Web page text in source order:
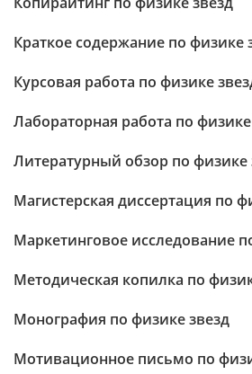
Краткое содержание по физике
Курсовая работа по физике
Лабораторная работа по
Литературный обзор по физике
Магистерская диссертация по
Маркетинговое исследование
Методическая копилка по
Монография по физике звезд
Мотивационное письмо по